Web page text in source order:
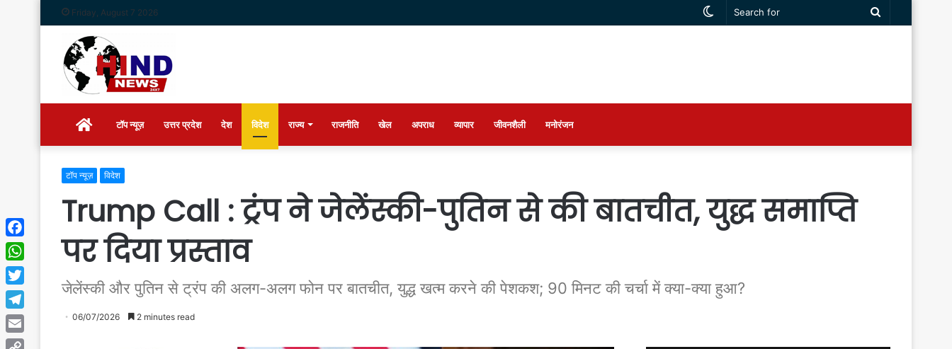
Friday, August 7 2026
Search
Switch
Homeटॉप न्यूज़ उत्तर प्रदेश देश विदेश राज्य राजनीति खेल अपराध व्यापार जीवनशैली मनोरंजन
टॉप न्यूज़ विदेश
Trump Call : ट्रंप ने जेलेंस्की-पुतिन से की बातचीत, युद्ध समाप्ति
पर दिया प्रस्ताव
जेलेंस्की और पुतिन से ट्रंप की अलग-अलग फोन पर बातचीत, युद्ध खत्म करने की पेशकश; 90 मिनट की चर्चा में क्या-क्या हुआ?
06/07/2026 2 minutes read
Facebook
WhatsApp
Twitter
Telegram
Email